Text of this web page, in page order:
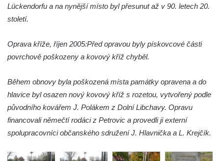
Boží muka u domu čp. 392 na rohu ulic Na
Kříž v centru Liběšic
Kříž na návsi v Chouči
Kříž na návsi v Lužici
Kříž na návsi v Dobrčicích
Kříž u domu čp. 3 v Chrámcích
Kříž u polní cesty severozápadně od Kozel
Údajný kříž na návsi v Kozlech
Lückendorfu a na nynější místo byl přesunut až v 90. letech 20.
století.
Oprava kříže, říjen 2005:Před opravou byly pískovcové části
povrchově poškozeny a kovový kříž chyběl.
Během obnovy byla poškozená místa památky opravena a do
hlavice byl osazen nový kovový kříž s rozetou, vytvořený podle
původního kovářem J. Polákem z Dolní Libchavy. Opravu
financovali němečtí rodáci z Petrovic a provedli ji externí
spolupracovníci občanského sdružení J. Hlavnička a L. Krejčík.